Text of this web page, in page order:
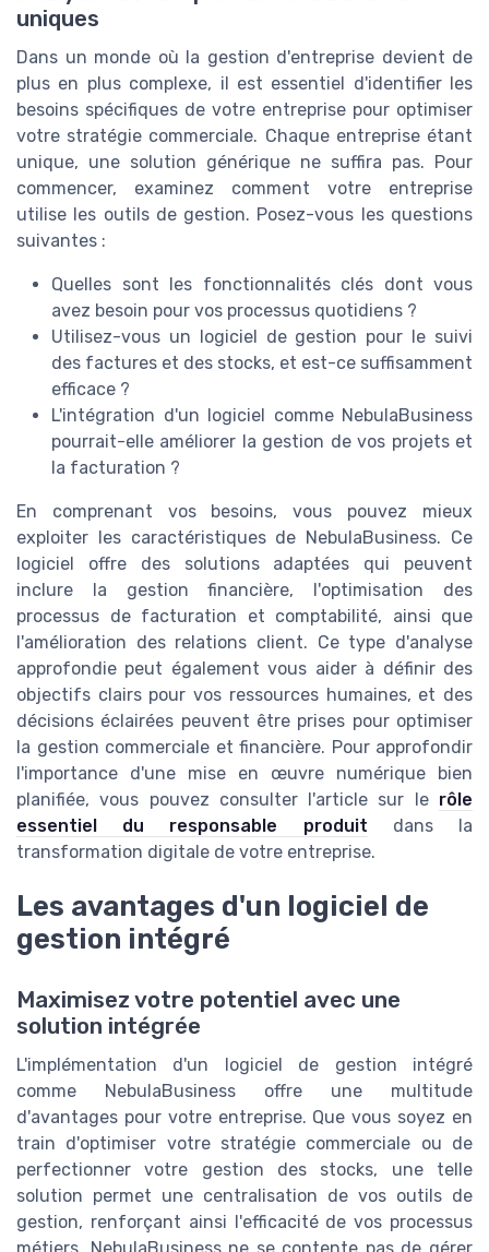
uniques
Dans un monde où la gestion d'entreprise devient de
plus en plus complexe, il est essentiel d'identifier les
besoins spécifiques de votre entreprise pour optimiser
votre stratégie commerciale. Chaque entreprise étant
unique, une solution générique ne suffira pas. Pour
commencer, examinez comment votre entreprise
utilise les outils de gestion. Posez-vous les questions
suivantes :
Quelles sont les fonctionnalités clés dont vous
avez besoin pour vos processus quotidiens ?
Utilisez-vous un logiciel de gestion pour le suivi
des factures et des stocks, et est-ce suffisamment
efficace ?
L'intégration d'un logiciel comme NebulaBusiness
pourrait-elle améliorer la gestion de vos projets et
la facturation ?
En comprenant vos besoins, vous pouvez mieux
exploiter les caractéristiques de NebulaBusiness. Ce
logiciel offre des solutions adaptées qui peuvent
inclure la gestion financière, l'optimisation des
processus de facturation et comptabilité, ainsi que
l'amélioration des relations client. Ce type d'analyse
approfondie peut également vous aider à définir des
objectifs clairs pour vos ressources humaines, et des
décisions éclairées peuvent être prises pour optimiser
la gestion commerciale et financière. Pour approfondir
l'importance d'une mise en œuvre numérique bien
planifiée, vous pouvez consulter l'article sur le rôle
essentiel du responsable produit dans la
transformation digitale de votre entreprise.
Les avantages d'un logiciel de
gestion intégré
Maximisez votre potentiel avec une
solution intégrée
L'implémentation d'un logiciel de gestion intégré
comme NebulaBusiness offre une multitude
d'avantages pour votre entreprise. Que vous soyez en
train d'optimiser votre stratégie commerciale ou de
perfectionner votre gestion des stocks, une telle
solution permet une centralisation de vos outils de
gestion, renforçant ainsi l'efficacité de vos processus